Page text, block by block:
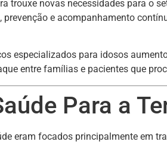
trouxe novas necessidades para o
e acompanhamento
especializados para idosos
entre famílias e pacientes que
Para a
eram focados principalmente em